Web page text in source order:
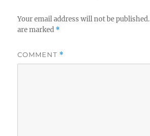
Your email address will not be published.
are marked *
COMMENT *